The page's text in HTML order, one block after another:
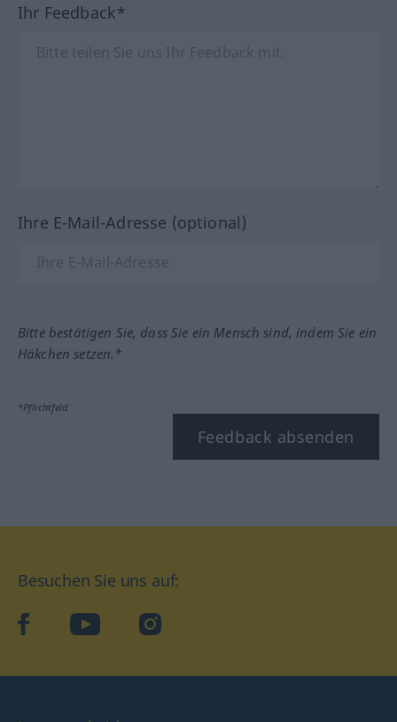
Ihr Feedback*
Ihre E-Mail-Adresse (optional)
Bitte bestätigen Sie, dass Sie ein Mensch sind, indem Sie ein
Häkchen setzen.*
*Pflichtfeld
Feedback absenden
Besuchen Sie uns auf:
facebookYouTube Instagram